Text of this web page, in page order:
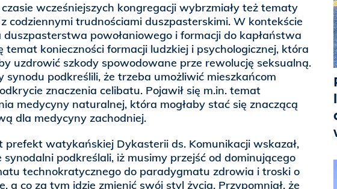
wcześniejszych kongregacji wybrzmiały też tematy
codziennymi trudnościami duszpasterskimi. W kontekście
powołaniowego i formacji do kapłaństwa
temat konieczności formacji ludzkiej i psychologicznej, która
uzdrowić szkody spowodowane prze rewolucję seksualną.
synodu podkreślili, że trzeba umożliwić mieszkańcom
znaczenia celibatu. Pojawił się m.in. temat
medycyny naturalnej, która mogłaby stać się znaczącą
dla medycyny zachodniej.
prefekt watykańskiej Dykasterii ds. Komunikacji wskazał,
synodalni podkreślali, iż musimy przejść od dominującego
technokratycznego do paradygmatu zdrowia i troski o
a co za tym idzie zmienić swój styl życia. Przypomniał, że